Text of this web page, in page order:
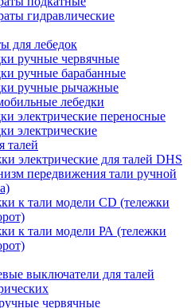
гидравлические
для лебедок
ручные червячные
ручные барабанные
ручные рычажные
лебедки
электрические переносные
электрические
талей
электрические для талей DHS
передвижения тали ручной
к тали модели CD (тележки
к тали модели РА (тележки
выключатели для талей
червячные